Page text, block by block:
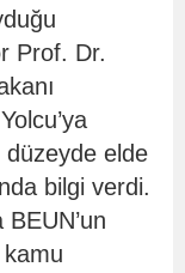
Prof. Dr.
düzeyde elde
bilgi verdi.
kamu